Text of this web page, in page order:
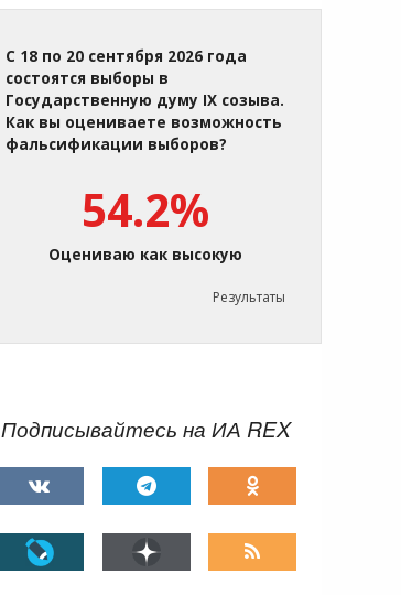
С 18 по 20 сентября 2026 года
состоятся выборы в
Государственную думу IX созыва.
Как вы оцениваете возможность
фальсификации выборов?
54.2%
Оцениваю как высокую
Результаты
Подписывайтесь на ИА REX